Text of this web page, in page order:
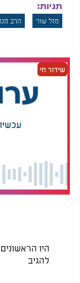
תגיות:
מזל שור הרב
שידור חי
היו הראשונים
להגיב